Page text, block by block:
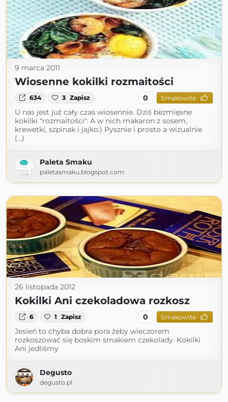
9 marca 2011
Wiosenne kokilki rozmaitości
634 3 Zapisz 0 Smakowite
U nas jest już cały czas wiosennie. Dziś bezmięsne
kokilki "rozmaitości". A w nich makaron z sosem,
krewetki, szpinak i jajko:) Pysznie i prosto a wizualnie
(...)
Paleta Smaku
paletasmaku.blogspot.com
26 listopada 2012
Kokilki Ani czekoladowa rozkosz
6 1 Zapisz 0 Smakowite
Jesień to chyba dobra pora żeby wieczorem
rozkoszować się boskim smakiem czekolady. Kokilki
Ani jedliśmy
Degusto
degusto.pl